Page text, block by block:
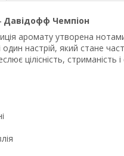
Чемпіон
аромату утворена
один настрій, який стане
цілісність,